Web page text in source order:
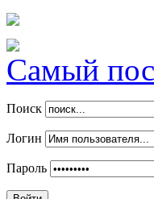
Самый
Поиск
Логин
Пароль